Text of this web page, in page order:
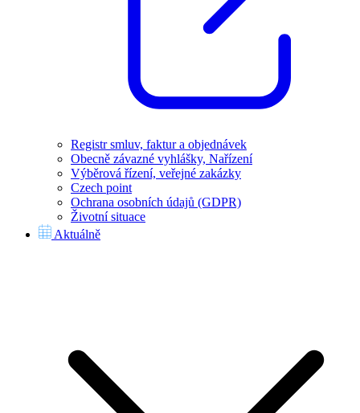
Registr smluv, faktur a objednávek
Obecně závazné vyhlášky, Nařízení
Výběrová řízení, veřejné zakázky
Czech point
Ochrana osobních údajů (GDPR)
Životní situace
Aktuálně